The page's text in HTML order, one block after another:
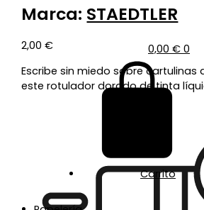
0,00 € 0
Carrito
Marca: STAEDTLER
2,00€
Escribe sin miedo sobre cartulinas
este rotulador dorado de tinta